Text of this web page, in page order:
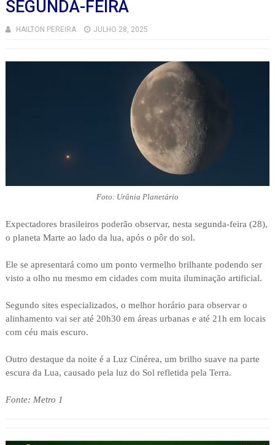
SEGUNDA-FEIRA
HAILTON PEREIRA JULHO 28, 2025
Foto: Urânia Planetário
Expectadores brasileiros poderão observar, nesta segunda-feira (28),
o planeta Marte ao lado da lua, após o pôr do sol.
Ele se apresentará como um ponto vermelho brilhante podendo ser
visto a olho nu mesmo em cidades com muita iluminação artificial.
Segundo sites especializados, o melhor horário para observar o
alinhamento vai ser até 20h30 em áreas urbanas e até 21h em locais
com céu mais escuro.
Outro destaque da noite é a Luz Cinérea, um brilho suave na parte
escura da Lua, causado pela luz do Sol refletida pela Terra.
Fonte: Metro 1